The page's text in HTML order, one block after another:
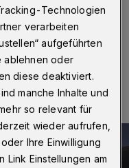
Lesezeit
Technologien
verarbeiten
aufgeführten
ablehnen oder
diese deaktiviert.
manche Inhalte und
so relevant für
wieder aufrufen,
Ihre Einwilligung
Link Einstellungen am